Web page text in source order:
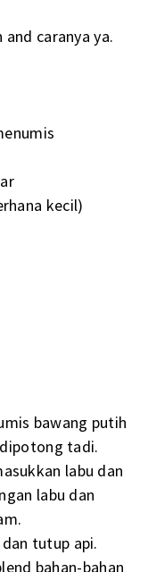
caranya ya.
kecil)
bawang putih
tadi.
labu dan
labu dan
tutup api.
bahan-bahan